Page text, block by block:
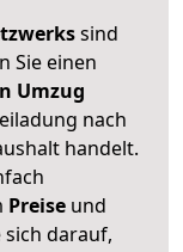
sind
Sie einen
Umzug
nach
handelt.
Preise und
sich darauf,